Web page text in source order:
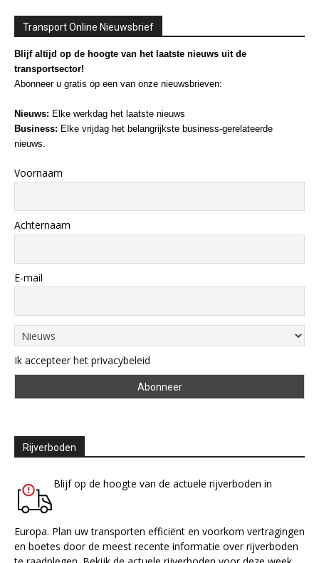
Transport Online Nieuwsbrief
Blijf altijd op de hoogte van het laatste nieuws uit de
transportsector!
Abonneer u gratis op een van onze nieuwsbrieven:
Nieuws: Elke werkdag het laatste nieuws
Business: Elke vrijdag het belangrijkste business-gerelateerde
nieuws.
Voornaam
Achternaam
E-mail
Ik accepteer het privacybeleid
Rijverboden
Blijf op de hoogte van de actuele rijverboden in
Europa. Plan uw transporten efficiënt en voorkom vertragingen
en boetes door de meest recente informatie over rijverboden